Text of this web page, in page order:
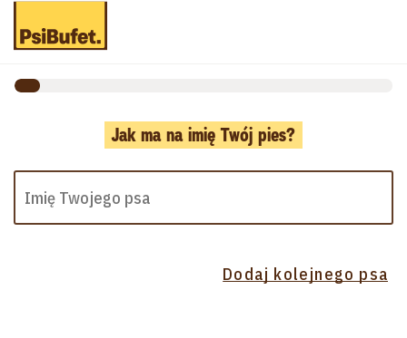
Jak ma na imię Twój pies?
Dodaj kolejnego psa